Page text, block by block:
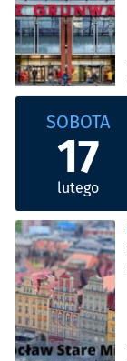
SOBOTA
17
lutego